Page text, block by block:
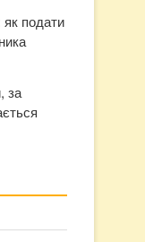
як подати
за